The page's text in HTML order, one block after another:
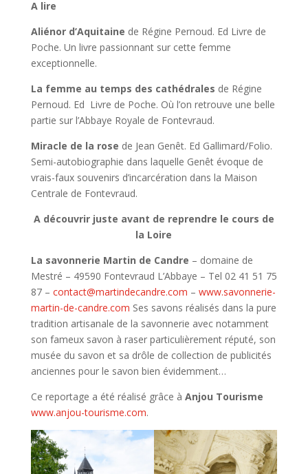
A lire
Aliénor d’Aquitaine de Régine Pernoud. Ed Livre de
Poche. Un livre passionnant sur cette femme
exceptionnelle.
La femme au temps des cathédrales de Régine
Pernoud. Ed Livre de Poche. Où l’on retrouve une belle
partie sur l’Abbaye Royale de Fontevraud.
Miracle de la rose de Jean Genêt. Ed Gallimard/Folio.
Semi-autobiographie dans laquelle Genêt évoque de
vrais-faux souvenirs d’incarcération dans la Maison
Centrale de Fontevraud.
A découvrir juste avant de reprendre le cours de
la Loire
La savonnerie Martin de Candre – domaine de
Mestré – 49590 Fontevraud L’Abbaye – Tel 02 41 51 75
87 – contact@martindecandre.com – www.savonnerie-
martin-de-candre.com Ses savons réalisés dans la pure
tradition artisanale de la savonnerie avec notamment
son fameux savon à raser particulièrement réputé, son
musée du savon et sa drôle de collection de publicités
anciennes pour le savon bien évidemment…
Ce reportage a été réalisé grâce à Anjou Tourisme
www.anjou-tourisme.com.